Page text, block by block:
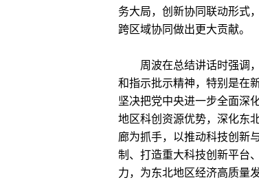
务大局，创新协同联动形式
跨区域协同做出更大贡献。
周波在总结讲话时强调，
和指示批示精神，特别是在
坚决把党中央进一步全面深
地区科创资源优势，深化东
廊为抓手，以推动科技创新
制、打造重大科技创新平台
力，为东北地区经济高质量